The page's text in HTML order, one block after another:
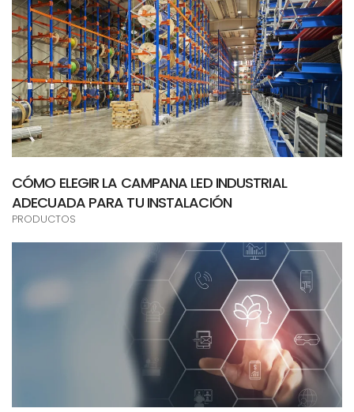
CÓMO ELEGIR LA CAMPANA LED INDUSTRIAL
ADECUADA PARA TU INSTALACIÓN
PRODUCTOS